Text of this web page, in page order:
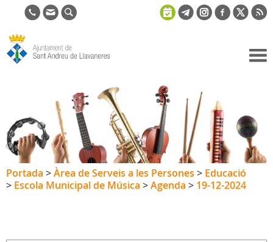
de Sant
Andreu de
Llavaneres
Portada >Àrea de Serveis a les Persones > Educació
> Escola Municipal de Música >Agenda > 19-12-2024